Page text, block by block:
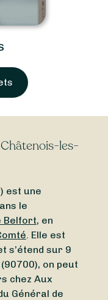
les-
est une
le
Belfort, en
. Elle est
s’étend sur 9
on peut
chez Aux
Général de